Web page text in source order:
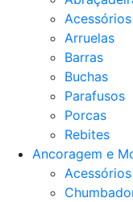
Arruelas
Barras
Buchas
Parafusos
Porcas
Rebites
Ancoragem e